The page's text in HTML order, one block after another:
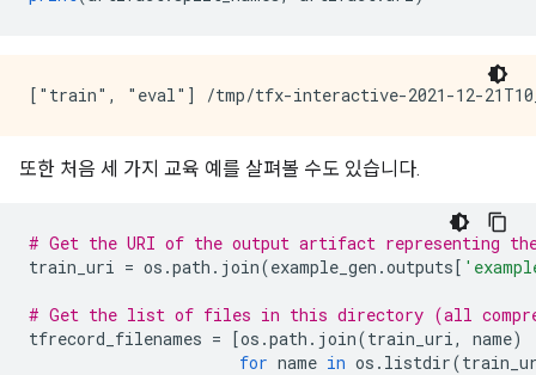
또한 처음 세 가지 교육 예를 살펴볼 수도 있습니다.
# Get the URI of the output artifact representing
train_uri = os .path . join(example_gen .outputs[
# Get the list of files in this directory (all
tfrecord_filenames = [os .path . join(train_uri, name)
for name in os . listdir(